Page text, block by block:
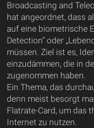
Broadcasting and
hat angeordnet, dass
auf eine biometrische
Detection“ oder
müssen. Ziel ist es,
einzudämmen, die in
zugenommen haben.
Ein Thema, das
denn meist besorgt
Flatrate-Card, um das
Internet zu nutzen.